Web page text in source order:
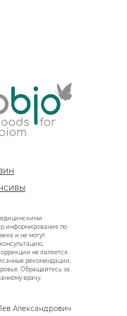
информирования по
и не могут
не является
рекомендации,
Обращайтесь за
врачу.
Александрович